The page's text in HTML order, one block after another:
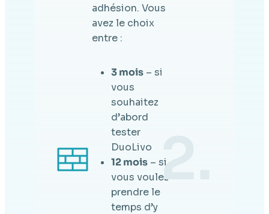
adhésion. Vous
avez le choix
entre :
3 mois – si
vous
souhaitez
d’abord
tester
DuoLivo
12 mois – si
vous voulez
prendre le
temps d’y
2.